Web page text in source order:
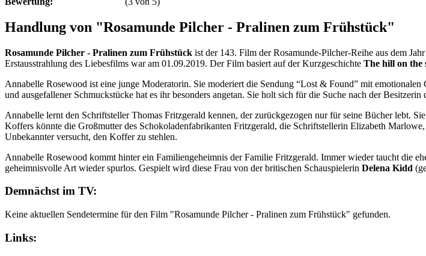
Handlung von "Rosamunde Pilcher - Pralinen zum Frühstück"
Rosamunde Pilcher - Pralinen zum Frühstück ist der 143. Film der Rosamunde-Pilcher-Reihe aus dem
Erstausstrahlung des Liebesfilms war am 01.09.2019. Der Film basiert auf der Kurzgeschichte The hill on the
Annabelle Rosewood ist eine junge Moderatorin. Sie moderiert die Sendung “Lost & Found” mit
und ausgefallener Schmuckstücke hat es ihr besonders angetan. Sie holt sich für die Suche nach der
Annabelle lernt den Schriftsteller Thomas Fritzgerald kennen, der zurückgezogen nur für seine Bücher lebt.
Koffers könnte die Großmutter des Schokoladenfabrikanten Fritzgerald, die Schriftstellerin Elizabeth
Unbekannter versucht, den Koffer zu stehlen.
Annabelle Rosewood kommt hinter ein Familiengeheimnis der Familie Fritzgerald. Immer wieder taucht die
geheimnisvolle Art wieder spurlos. Gespielt wird diese Frau von der britischen Schauspielerin Delena Kidd
Demnächst im TV:
Keine aktuellen Sendetermine für den Film "Rosamunde Pilcher - Pralinen zum Frühstück" gefunden.
Links: